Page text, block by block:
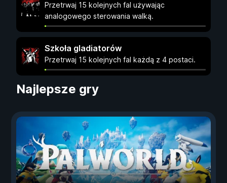
Przetrwaj 15 kolejnych fal używając
analogowego sterowania walką.
Szkoła gladiatorów
Przetrwaj 15 kolejnych fal każdą z 4 postaci.
Najlepsze gry